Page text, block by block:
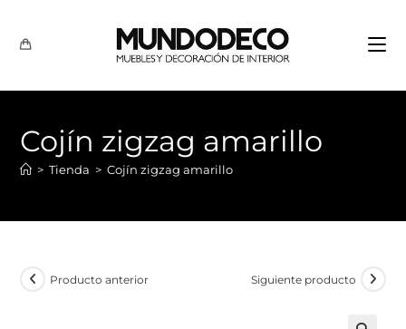
Cojín zigzag amarillo
> Tienda > Cojín zigzag amarillo
Producto anterior Siguiente producto